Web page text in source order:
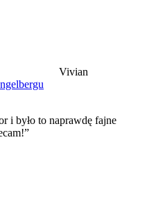
Vivian
i było to naprawdę fajne